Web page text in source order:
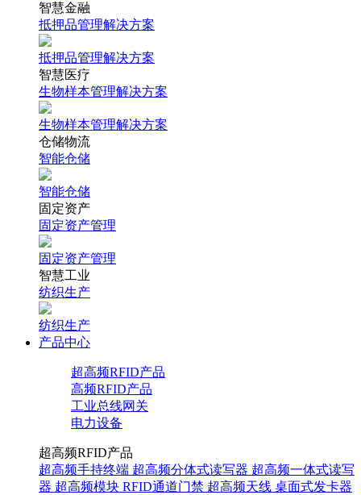
智慧金融
抵押品管理解决方案
抵押品管理解决方案
智慧医疗
生物样本管理解决方案
生物样本管理解决方案
仓储物流
智能仓储
智能仓储
固定资产
固定资产管理
固定资产管理
智慧工业
纺织生产
纺织生产
产品中心
超高频RFID产品
高频RFID产品
工业总线网关
电力设备
超高频RFID产品
超高频手持终端 超高频分体式读写器 超高频一体式读写
器 超高频模块 RFID通道门禁 超高频天线 桌面式发卡器